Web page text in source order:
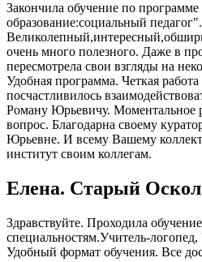
Закончила обучение по
образование:социальный педагог".
очень много полезного. Даже в
пересмотрела свои взгляды на
Удобная программа. Четкая
посчастливилось
Роману Юрьевичу. Моментальное
вопрос. Благодарна своему
Юрьевне. И всему Вашему
институт своим коллегам.
Елена. Старый Оскол
Здравствуйте. Проходила
специальностям.Учитель-логопед,
Удобный формат обучения. Все